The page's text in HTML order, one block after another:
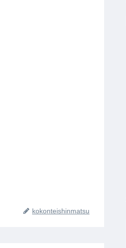
kokonteishinmatsu